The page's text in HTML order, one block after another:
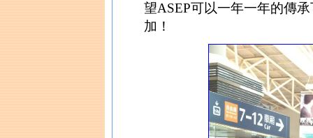
望ASEP可以一年一年的傳
加！